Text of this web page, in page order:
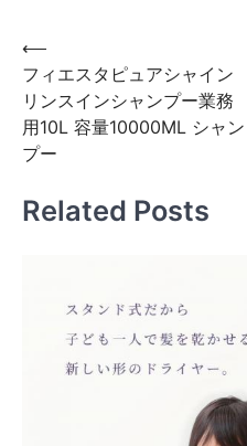
投
稿
ナ
ビ
ー
⟵
フィエスタピュアシャイン
リンスインシャンプー業務
用10L 容量10000ML シャン
プー
Related Posts